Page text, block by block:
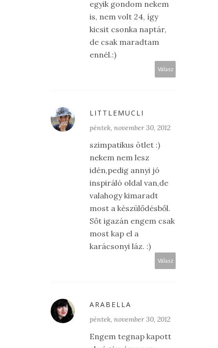
egyik gondom nekem
is, nem volt 24, így
kicsit csonka naptár,
de csak maradtam
ennél.:)
Válasz
LITTLEMUCLI
péntek, november 30, 2012
szimpatikus ötlet :)
nekem nem lesz
idén,pedig annyi jó
inspiráló oldal van,de
valahogy kimaradt
most a készülődésből.
Sőt igazán engem csak
most kap el a
karácsonyi láz. :)
Válasz
ARABELLA
péntek, november 30, 2012
Engem tegnap kapott